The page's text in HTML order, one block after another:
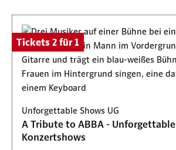
Tickets 2 für 1
Unforgettable Shows UG
A Tribute to ABBA - Unforgettable
Konzertshows